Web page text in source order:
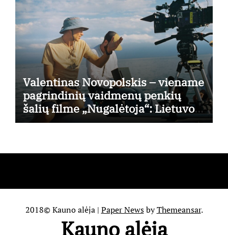
Valentinas Novopolskis – viename
pagrindinių vaidmenų penkių
šalių filme „Nugalėtoja“: Lietuvos
kino teatruose – nuo rugpjūčio 7-
2018© Kauno alėja | Paper NewsbyThemeansar.
Kauno alėja